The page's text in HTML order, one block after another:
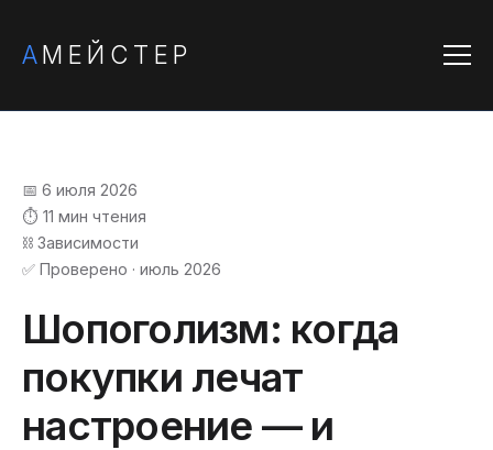
АМЕЙСТЕР
📅 6 июля 2026
⏱️ 11 мин чтения
⛓️ Зависимости
✅ Проверено · июль 2026
Шопоголизм: когда
покупки лечат
настроение — и